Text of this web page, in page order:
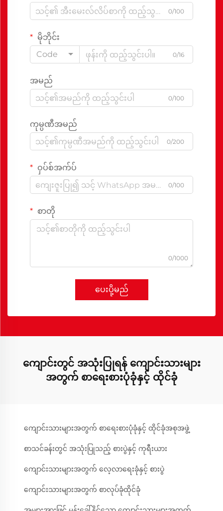
0/100
မိုဘိုင်း
Code
0/16
အမည်
0/100
ကုမ္ပဏီအမည်
0/200
ဝှပ်စ်အက်ပ်
0/100
စာတို
0/1000
ပေးပို့မည်
ကျောင်းတွင် အသုံးပြုရန် ကျောင်းသားများ
အတွက် စာရေးစားပုံခုံနှင့် ထိုင်ခုံ
ကျောင်းသားများအတွက် စာရေးစားပုံခုံနှင့် ထိုင်ခုံအစုအဖွဲ့
စာသင်ခန်းတွင် အသုံးပြုသည့် စားပွဲနှင့် ကုရီးယား
ကျောင်းသားများအတွက် လေ့လာရေးခုံနှင့် စားပွဲ
ကျောင်းသားများအတွက် စာလုပ်ခုံထိုင်ခုံ